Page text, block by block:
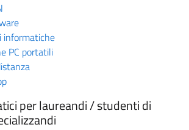
informatiche
PC portatili
per laureandi / studenti di